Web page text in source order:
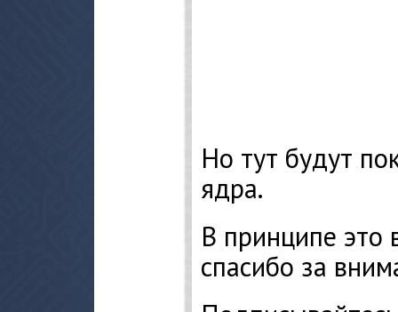
Но тут будут
ядра.
В принципе это
спасибо за